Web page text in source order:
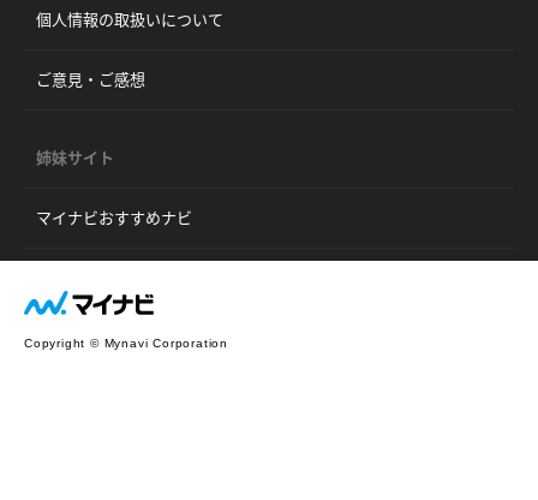
個人情報の取扱いについて
ご意見・ご感想
姉妹サイト
マイナビおすすめナビ
Copyright © Mynavi Corporation